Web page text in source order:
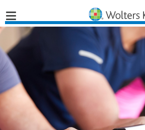
Home
Nieuws